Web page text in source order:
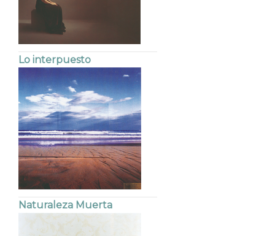
Lo interpuesto
Naturaleza Muerta